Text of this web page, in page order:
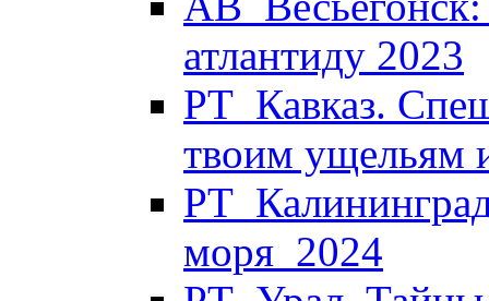
атлантиду 2023
РТ_Кавказ.
твоим ущельям
моря_2024